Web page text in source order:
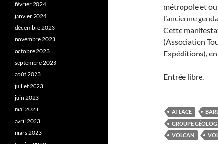
métropole et
l’ancienne
Cette
(Association
Expéditions),
Entrée libre.
ATLACE
GROUPE
VOLCAN
février 2024
janvier 2024
décembre 2023
novembre 2023
octobre 2023
septembre 2023
août 2023
juillet 2023
juin 2023
mai 2023
avril 2023
mars 2023